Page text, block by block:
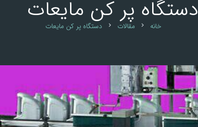
دستگاه پر کن مایعات
خانه chevron_right مقالات chevron_right دستگاه پر کن مایعات